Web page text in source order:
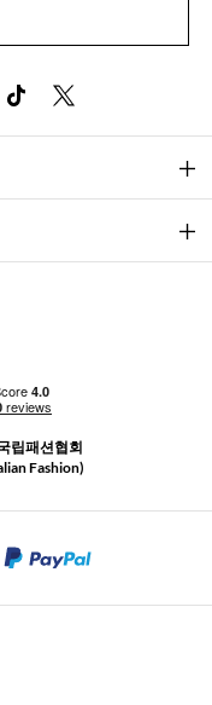
립패션협회
Fashion)